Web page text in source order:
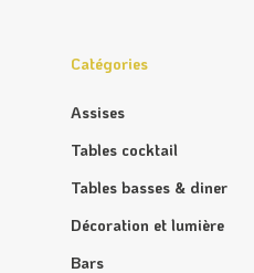
Catégories
Assises
Tables cocktail
Tables basses & diner
Décoration et lumière
Bars